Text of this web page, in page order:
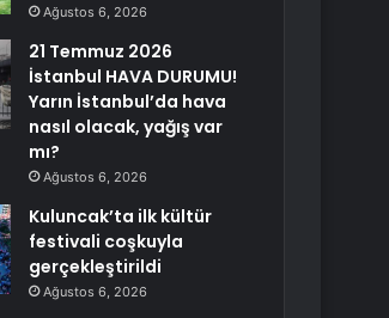
Ağustos 6, 2026
21 Temmuz 2026
İstanbul HAVA DURUMU!
Yarın İstanbul’da hava
nasıl olacak, yağış var
mı?
Ağustos 6, 2026
Kuluncak’ta ilk kültür
festivali coşkuyla
gerçekleştirildi
Ağustos 6, 2026